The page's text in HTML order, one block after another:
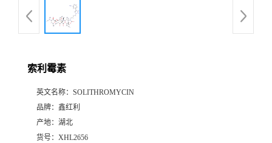
索利霉素
英文名称： SOLITHROMYCIN
品牌： 鑫红利
产地： 湖北
货号： XHL2656